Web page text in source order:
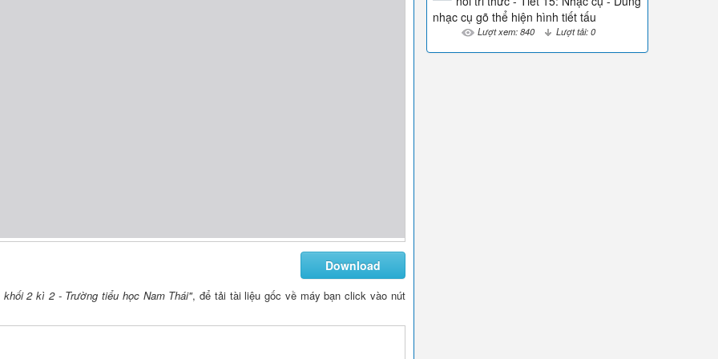
Download
khối 2 kì 2 - Trường tiểu học Nam Thái", để tải tài liệu gốc về máy bạn click vào nút
nhạc cụ gõ thể hiện hình tiết tấu
Lượt xem: 840 Lượt tải: 0